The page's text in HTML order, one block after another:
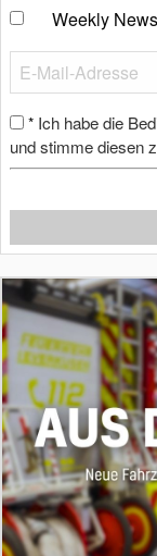
Weekly
* Ich habe die
und stimme diesen